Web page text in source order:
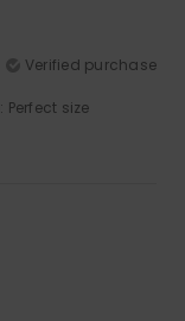
Verified purchase
: Perfect size